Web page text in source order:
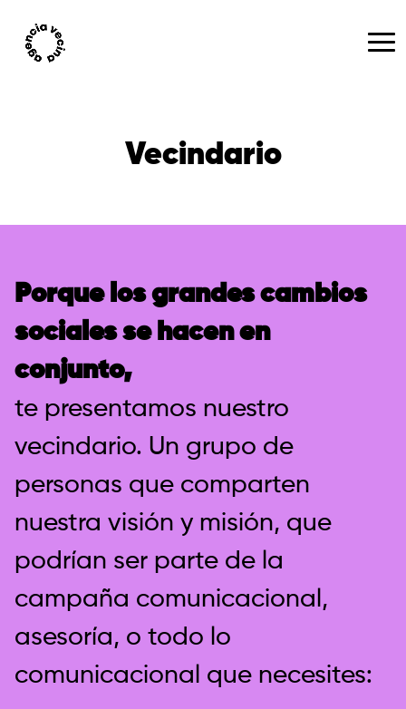
Vecindario
Porque los grandes cambios
sociales se hacen en
conjunto,
te presentamos nuestro
vecindario. Un grupo de
personas que comparten
nuestra visión y misión, que
podrían ser parte de la
campaña comunicacional,
asesoría, o todo lo
comunicacional que necesites: